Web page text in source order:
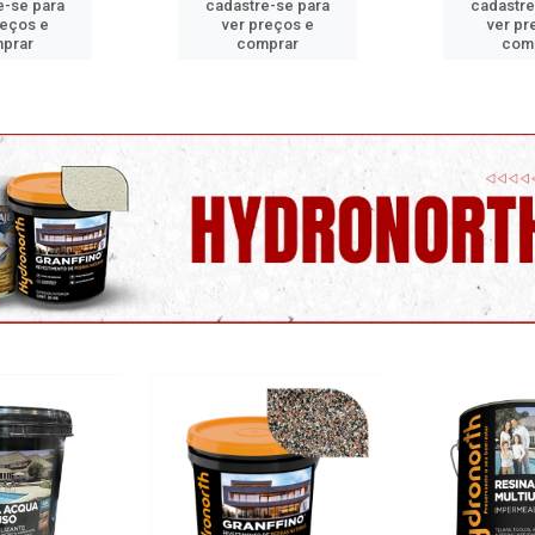
se para
e
cadastre-se para
ver preços e
comprar
ver